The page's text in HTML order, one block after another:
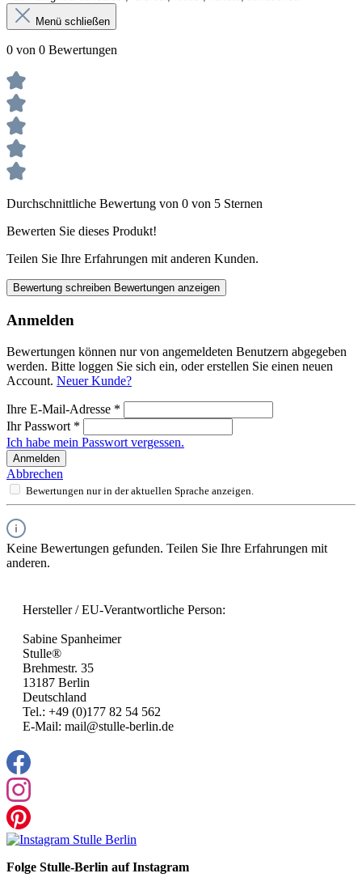
Menü schließen
0 von 0 Bewertungen
Durchschnittliche Bewertung von 0 von 5 Sternen
Bewerten Sie dieses Produkt!
Teilen Sie Ihre Erfahrungen mit anderen Kunden.
Bewertung schreiben Bewertungen anzeigen
Anmelden
Bewertungen können nur von angemeldeten Benutzern abgegeben
werden. Bitte loggen Sie sich ein, oder erstellen Sie einen neuen
Account. Neuer Kunde?
Ihre E-Mail-Adresse *
Ihr Passwort *
Ich habe mein Passwort vergessen.
Anmelden
Abbrechen
Bewertungen nur in der aktuellen Sprache anzeigen.
Keine Bewertungen gefunden. Teilen Sie Ihre Erfahrungen mit
anderen.
Hersteller / EU-Verantwortliche Person:
Sabine Spanheimer
Stulle®
Brehmestr. 35
13187 Berlin
Deutschland
Tel.: +49 (0)177 82 54 562
E-Mail: mail@stulle-berlin.de
Folge Stulle-Berlin auf Instagram